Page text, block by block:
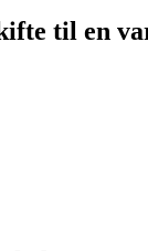
til en